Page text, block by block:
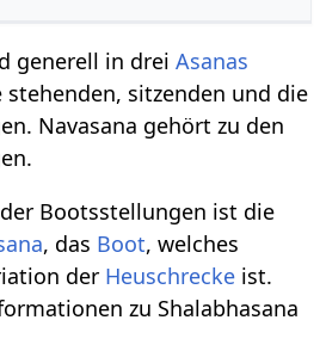
generell in dreiAsanas
sitzenden und die
Navasana gehört zu den
Bootsstellungen ist die
, das Boot, welches
der Heuschrecke ist.
zu Shalabhasana